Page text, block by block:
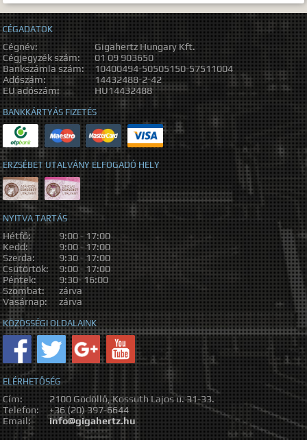
CÉGADATOK
Cégnév:
Gigahertz Hungary Kft.
Cégjegyzék szám:
01 09 903650
Bankszámla szám:
10400494-50505150-57511004
Adószám:
14432488-2-42
EU adószám:
HU14432488
BANKKÁRTYÁS FIZETÉS
ERZSÉBET UTALVÁNY ELFOGADÓ HELY
NYITVA TARTÁS
Hétfő:
9:00 - 17:00
Kedd:
9:00 - 17:00
Szerda:
9:30 - 17:00
Csütörtök:
9:00 - 17:00
Péntek:
9:30- 16:00
Szombat:
zárva
Vasárnap:
zárva
KÖZÖSSÉGI OLDALAINK
ELÉRHETŐSÉG
Cím:
2100 Gödöllő, Kossuth Lajos u. 31-33.
Telefon:
+36 (20) 397-6644
Email:
info@gigahertz.hu